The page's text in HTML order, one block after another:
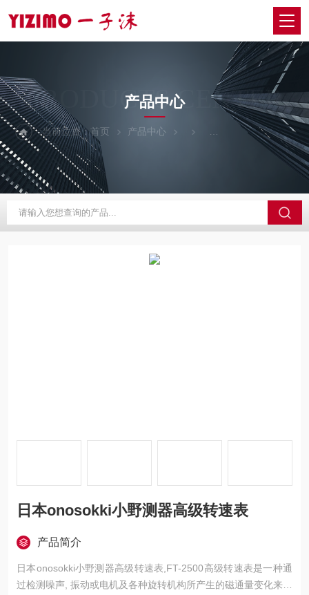
PRODUCTS CENTER
产品中心
当前位置：首页 产品中心 日本onosokki小野测器
日本onosokki小野测器高级转速表
产品简介
日本onosokki小野测器高级转速表,FT-2500高级转速表是一种通
过检测噪声, 振动或电机及各种旋转机构所产生的磁通量变化来测